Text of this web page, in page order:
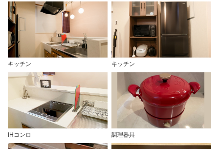
キッチン キッチン
IHコンロ 調理器具